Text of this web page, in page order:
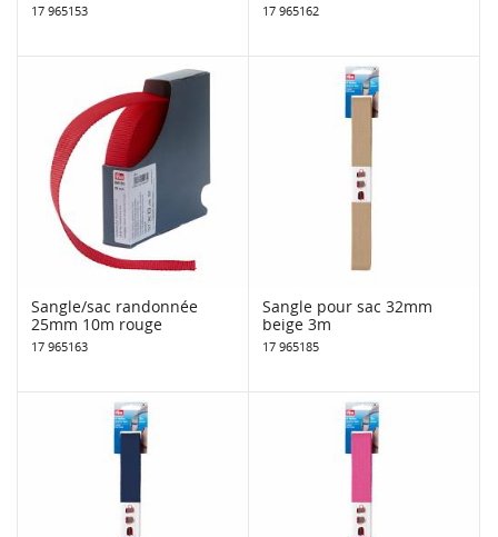
17 965153 17 965162
Sangle/sac randonnée
25mm 10m rouge
17 965163
Sangle pour sac 32mm
beige 3m
17 965185